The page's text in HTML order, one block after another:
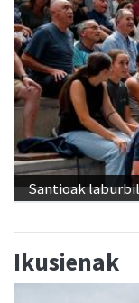
Santioak
Ikusienak